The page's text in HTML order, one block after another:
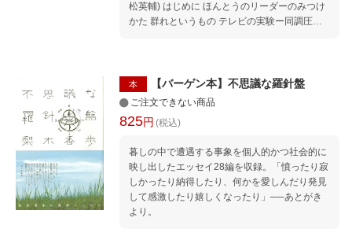
松英輔) はじめに ほんとうのリーダーのみつけ
かた 群れというもの テレビの実験ー同調圧力
ンのこと あなたの、ほんとうのリーダー チー
ム・自分 鶴見俊輔さんのお話から あるテニス
今、『君たちはどう生きるか』の周辺で この年
る力、そして新しいXさんの出現をーー『村八
分の記』(石川さつき著)を読む ことの発端 その
二年前に起きた事件 朝日新聞静岡支局への投
書、村びとからの村八分 朝日新聞本社への投
書、その全国的な反響の大きさ 村の同級生、B
本 【バーゲン本】不思議な羅針盤
ご注文できない商品
825円 (税込)
暮しの中で遭遇する事象を個人的かつ社会的に
映し出したエッセイ28編を収録。「憤ったり寂
しかったり納得したり、何かを愛しんだり発見
して感激したり嬉しくなったり」──あとがき
より。